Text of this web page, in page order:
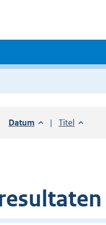
Sorteer op:
Datum aflopendSorteer op:
Titel oplopend